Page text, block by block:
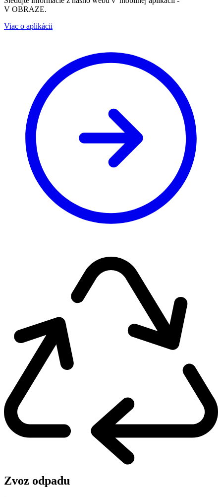
V OBRAZE.
Viac o aplikácii
Zvoz odpadu